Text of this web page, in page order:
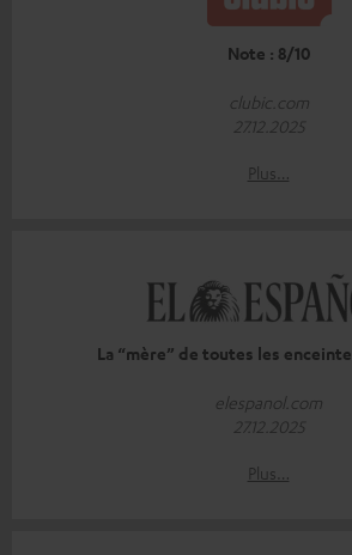
Note : 8/10
clubic.com
27.12.2025
Plus…
La “mère” de toutes les
elespanol.com
27.12.2025
Plus…